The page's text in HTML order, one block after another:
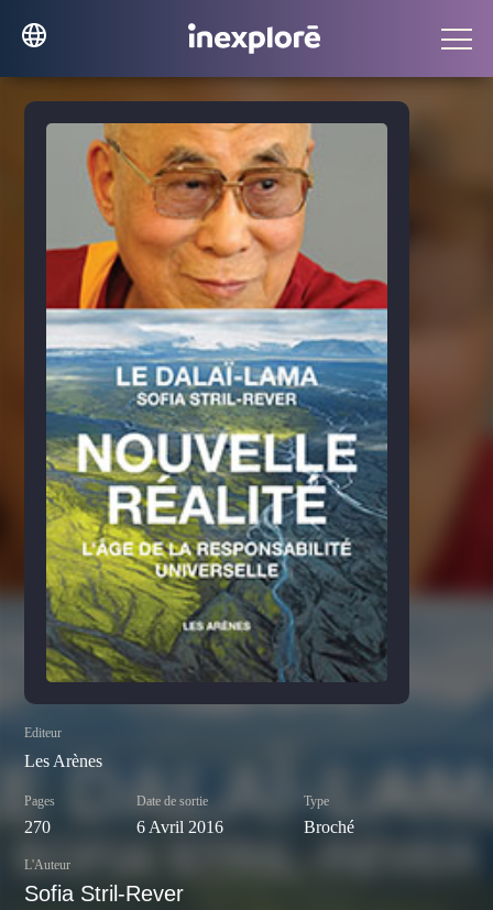
Editeur
Les Arènes
Pages
270
Date de sortie
6 Avril 2016
Type
Broché
L'Auteur
Sofia Stril-Rever